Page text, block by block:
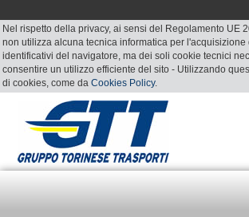
Nel rispetto della privacy, ai sensi del Regolamento UE
non utilizza alcuna tecnica informatica per l'acquisizione
identificativi del navigatore, ma dei soli cookie tecnici
consentire un utilizzo efficiente del sito - Utilizzando
di cookies, come da Cookies Policy.